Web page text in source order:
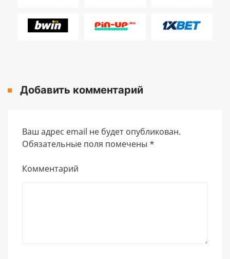
Добавить комментарий
Ваш адрес email не будет опубликован.
Обязательные поля помечены *
Комментарий